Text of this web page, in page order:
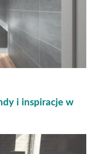
i inspiracje w